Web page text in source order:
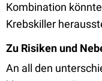
Kombination
Krebskiller
Zu Risiken und
An all den